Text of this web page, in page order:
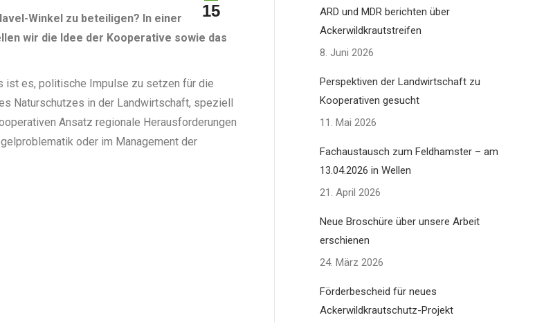
15
Winkel zu beteiligen? In einer
wir die Idee der Kooperative sowie das
ist es, politische Impulse zu setzen für die
Naturschutzes in der Landwirtschaft, speziell
Ansatz regionale Herausforderungen
oder im Management der
ARD und MDR berichten über
Ackerwildkrautstreifen
8. Juni 2026
Perspektiven der Landwirtschaft zu
Kooperativen gesucht
11. Mai 2026
Fachaustausch zum Feldhamster – am
13.04.2026 in Wellen
21. April 2026
Neue Broschüre über unsere Arbeit
erschienen
24. März 2026
Förderbescheid für neues
Ackerwildkrautschutz-Projekt